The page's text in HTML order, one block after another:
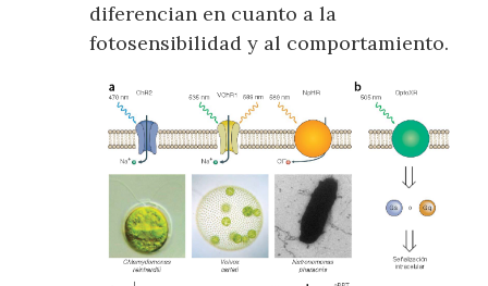
diferencian en cuanto a la
fotosensibilidad y al comportamiento.